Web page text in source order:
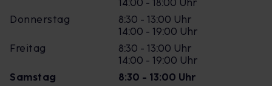
14:00 - 18:00 Uhr
Donnerstag
8:30 - 13:00 Uhr
14:00 - 19:00 Uhr
Freitag
8:30 - 13:00 Uhr
14:00 - 19:00 Uhr
Samstag
8:30 - 13:00 Uhr